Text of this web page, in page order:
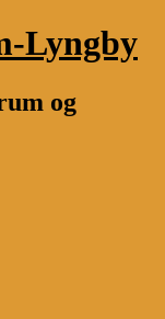
Lyngby
og